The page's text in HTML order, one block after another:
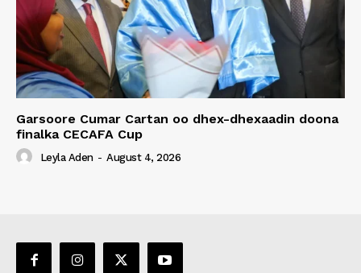
Garsoore Cumar Cartan oo dhex-dhexaadin doona
finalka CECAFA Cup
Leyla Aden - August 4, 2026